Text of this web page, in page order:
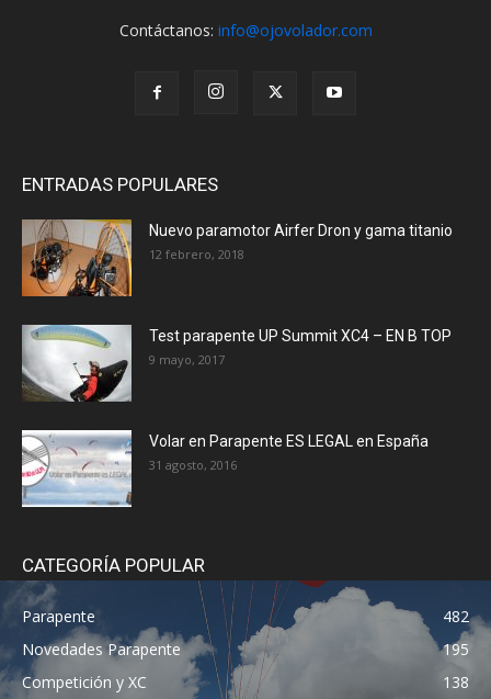
Contáctanos: info@ojovolador.com
ENTRADAS POPULARES
Nuevo paramotor Airfer Dron y gama titanio
12 febrero, 2018
Test parapente UP Summit XC4 – EN B TOP
9 mayo, 2017
Volar en Parapente ES LEGAL en España
31 agosto, 2016
CATEGORÍA POPULAR
Parapente
482
Novedades Parapente
195
Competición y XC
138